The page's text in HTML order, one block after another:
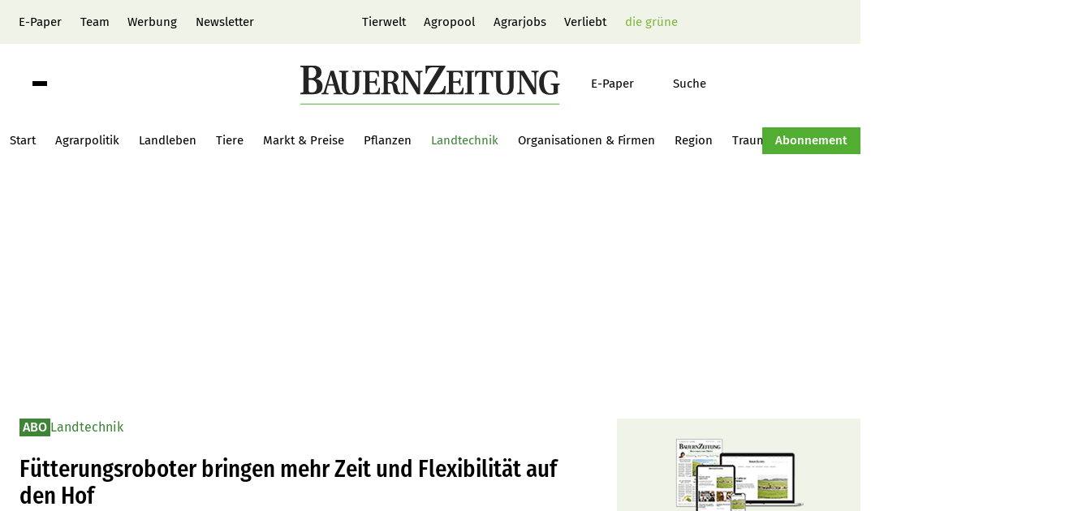
E-Paper Team Werbung Newsletter Tierwelt Agropool Agrarjobs Verliebt die grüne
E-Paper Suche
Start Agrarpolitik Landleben Tiere Markt & Preise Pflanzen Landtechnik Organisationen & Firmen Region Traumtraktor Hof-Management
Abonnement
ABO Landtechnik
Fütterungsroboter bringen mehr Zeit und Flexibilität auf
den Hof